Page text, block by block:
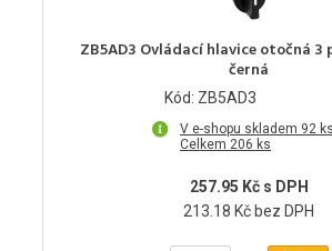
ZB5AD3 Ovládací hlavice otočná 3
černá
Kód: ZB5AD3
V e-shopu skladem 92 ks
Celkem 206 ks
257.95 Kč s DPH
213.18 Kč bez DPH